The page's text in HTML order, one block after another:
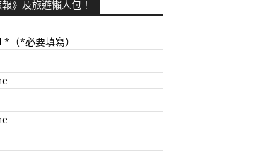
》及旅遊懶人包！
*（*必要填寫）